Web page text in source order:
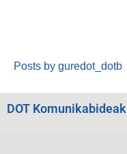
Posts by guredot_dotb
DOT Komunikabideak